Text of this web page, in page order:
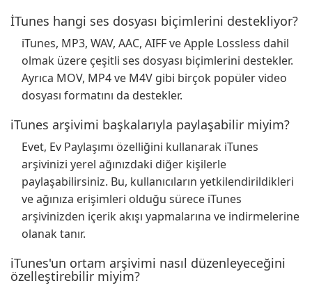
İTunes hangi ses dosyası biçimlerini destekliyor?
iTunes, MP3, WAV, AAC, AIFF ve Apple Lossless dahil
olmak üzere çeşitli ses dosyası biçimlerini destekler.
Ayrıca MOV, MP4 ve M4V gibi birçok popüler video
dosyası formatını da destekler.
iTunes arşivimi başkalarıyla paylaşabilir miyim?
Evet, Ev Paylaşımı özelliğini kullanarak iTunes
arşivinizi yerel ağınızdaki diğer kişilerle
paylaşabilirsiniz. Bu, kullanıcıların yetkilendirildikleri
ve ağınıza erişimleri olduğu sürece iTunes
arşivinizden içerik akışı yapmalarına ve indirmelerine
olanak tanır.
iTunes'un ortam arşivimi nasıl düzenleyeceğini
özelleştirebilir miyim?